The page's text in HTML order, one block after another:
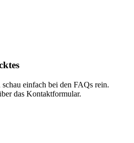
einfach bei den FAQs rein.
das Kontaktformular.